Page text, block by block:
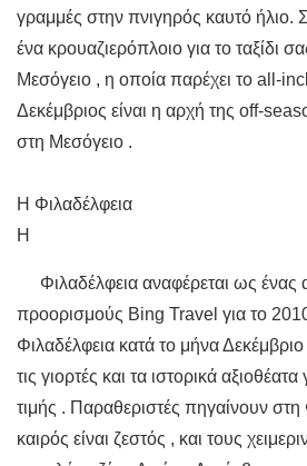
γραμμές στην πνιγηρός καυτό ήλιο.
ένα κρουαζιερόπλοιο για το ταξίδι
Μεσόγειο , η οποία παρέχει το all-
Δεκέμβριος είναι η αρχή της off-
στη Μεσόγειο .
Η Φιλαδέλφεια
Η
Φιλαδέλφεια αναφέρεται ως
προορισμούς Bing Travel για το
Φιλαδέλφεια κατά το μήνα
τις γιορτές και τα ιστορικά
τιμής . Παραθεριστές πηγαίνουν στη
καιρός είναι ζεστός , και τους